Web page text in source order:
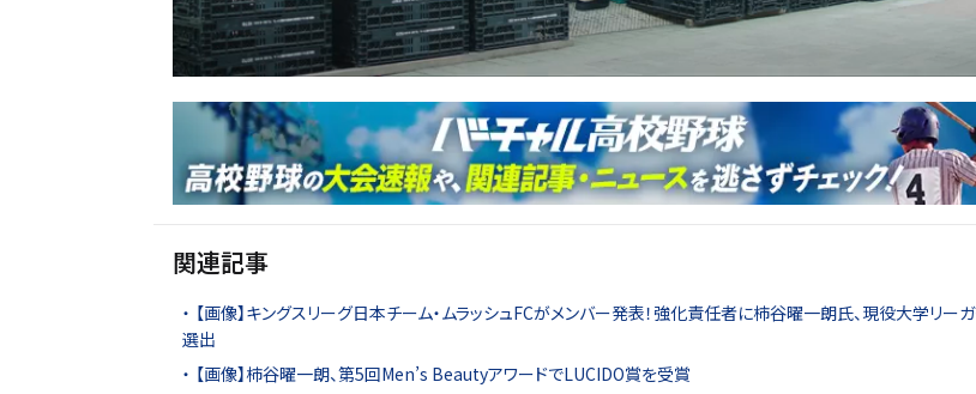
関連記事
【画像】キングスリーグ日本チーム・ムラッシュFCがメンバー発表！強化責任者に柿谷曜一朗氏、現役大学リー
選出
【画像】柿谷曜一朗、第5回Men’s BeautyアワードでLUCIDO賞を受賞